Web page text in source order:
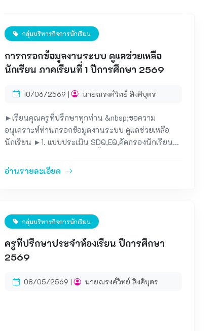
กลุ่มบริหารกิจการนักเรียน
การกรอกข้อมูลงานระบบ ดูแลช่วยเหลือ
นักเรียน ภาคเรียนที่ 1 ปีการศึกษา 2569
10/06/2569 | นายณรงค์วิทย์ สิงคิบุตร
►เรียนคุณครูที่ปรึกษาทุกท่าน &nbsp;ขอความ
อนุเคราะห์ท่านกรอกข้อมูลงานระบบ ดูแลช่วยเหลือ
นักเรียน ►1. แบบประเมิน SDQ,EQ,คัดกรองนักเรียนใน
2569 เป็นต้นไป) ► 2. เยี่ยมบ้าน และบันทึกข้อมูลการ
ระบบดูแลช่วยเหลือนักเรียน LW Student Care 360
&nbsp;โรงเรียนลือคำหาญวารินชำราบ
&nbsp;https://script.google.com/a/macros/lukha
mhan.ac.th/s/AKfycbyItkTKNIsa9ZY2DSqDjZRrxM
iIDAEtijn4HMCHaXSXPPtqW6m8by0NqlIfsV7qiPp
G3Q/exec ดำเนินการให้เสร็จสิ้นภายในวันที่ 15
กรกฎาคม 2569 หากท่านมีข้อสงสัยหรือพบปัญหาการ
อ่านรายละเอียด
กลุ่มบริหารกิจการนักเรียน
ครูที่ปรึกษาประจำห้องเรียน ปีการศึกษา
2569
08/05/2569 | นายณรงค์วิทย์ สิงคิบุตร